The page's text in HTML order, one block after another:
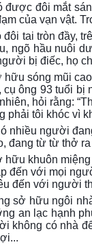
đôi mắt
của vạn vật.
tai tròn đầy,
ngõ hầu nuôi
bị điếc, họ
sóng mũi
ông 93 tuổi bị
hỏi rằng:
phải tôi khóc vì
nhiều người
đang từ từ thở
khuôn miệng
đến với mọi
đến với người
sở hữu ngôi
an lạc hạnh
không có nhà